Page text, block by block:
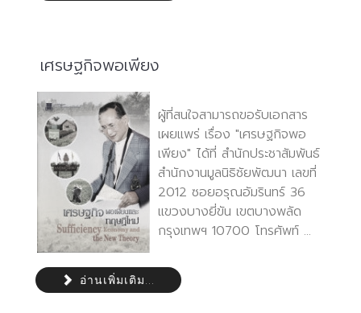
เศรษฐกิจพอเพียง
ผู้ที่สนใจสามารถขอรับเอกสาร
เผยแพร่ เรื่อง "เศรษฐกิจพอ
เพียง" ได้ที่ สำนักประชาสัมพันธ์
สำนักงานมูลนิธิชัยพัฒนา เลขที่
2012 ซอยอรุณอัมรินทร์ 36
แขวงบางยี่ขัน เขตบางพลัด
กรุงเทพฯ 10700 โทรศัพท์ ...
อ่านเพิ่มเติม...